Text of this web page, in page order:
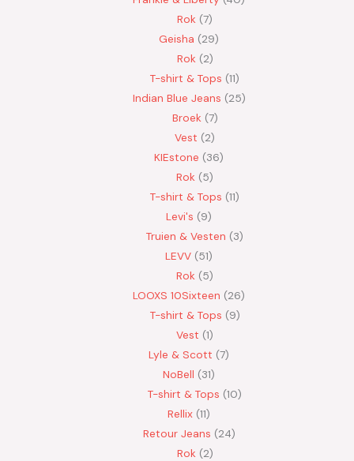
Rok 7
Geisha
29
Rok 2
T-shirt & Tops 11
Indian Blue Jeans 25
Broek 7
Vest
2
KIEstone
36
Rok 5
T-shirt & Tops 11
Levi's
9
Truien & Vesten
3
LEVV 51
Rok 5
LOOXS 10Sixteen
26
T-shirt & Tops 9
Vest 1
Lyle & Scott 7
NoBell
31
T-shirt & Tops 10
Rellix 11
Retour Jeans 24
Rok 2